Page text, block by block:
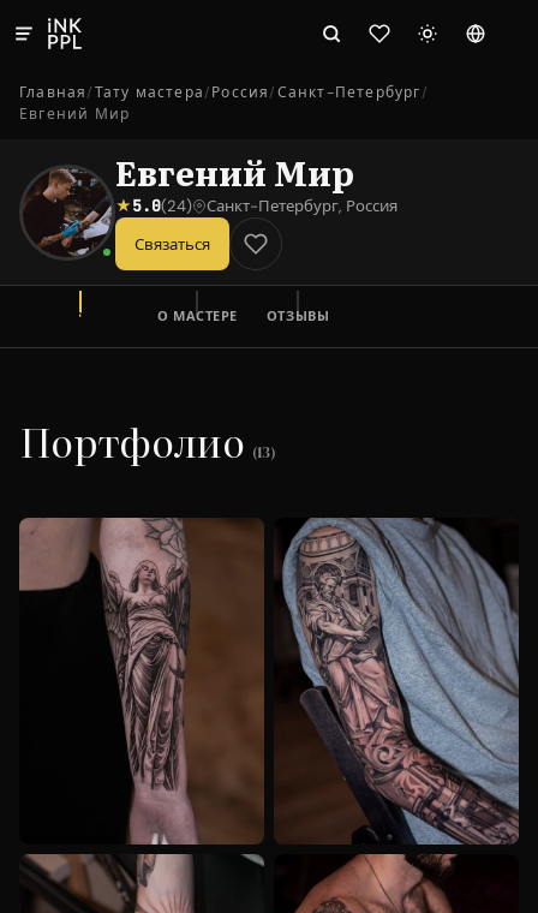
Главная/Тату мастера/Россия/Санкт-Петербург/
Евгений Мир
Евгений Мир
★5.0(24) Санкт-Петербург, Россия
Связаться
ПОРТФОЛИО О МАСТЕРЕ ОТЗЫВЫ
Портфолио (13)
BLACK_AND_GREY
REALISM
REALISM